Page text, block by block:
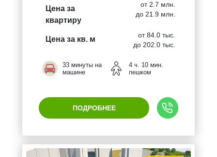
Цена за
квартиру
от 2.7 млн.
до 21.9 млн.
Цена за кв. м
от 84.0 тыс.
до 202.0 тыс.
33 минуты на
машине
4 ч. 10 мин.
пешком
ПОДРОБНЕЕ